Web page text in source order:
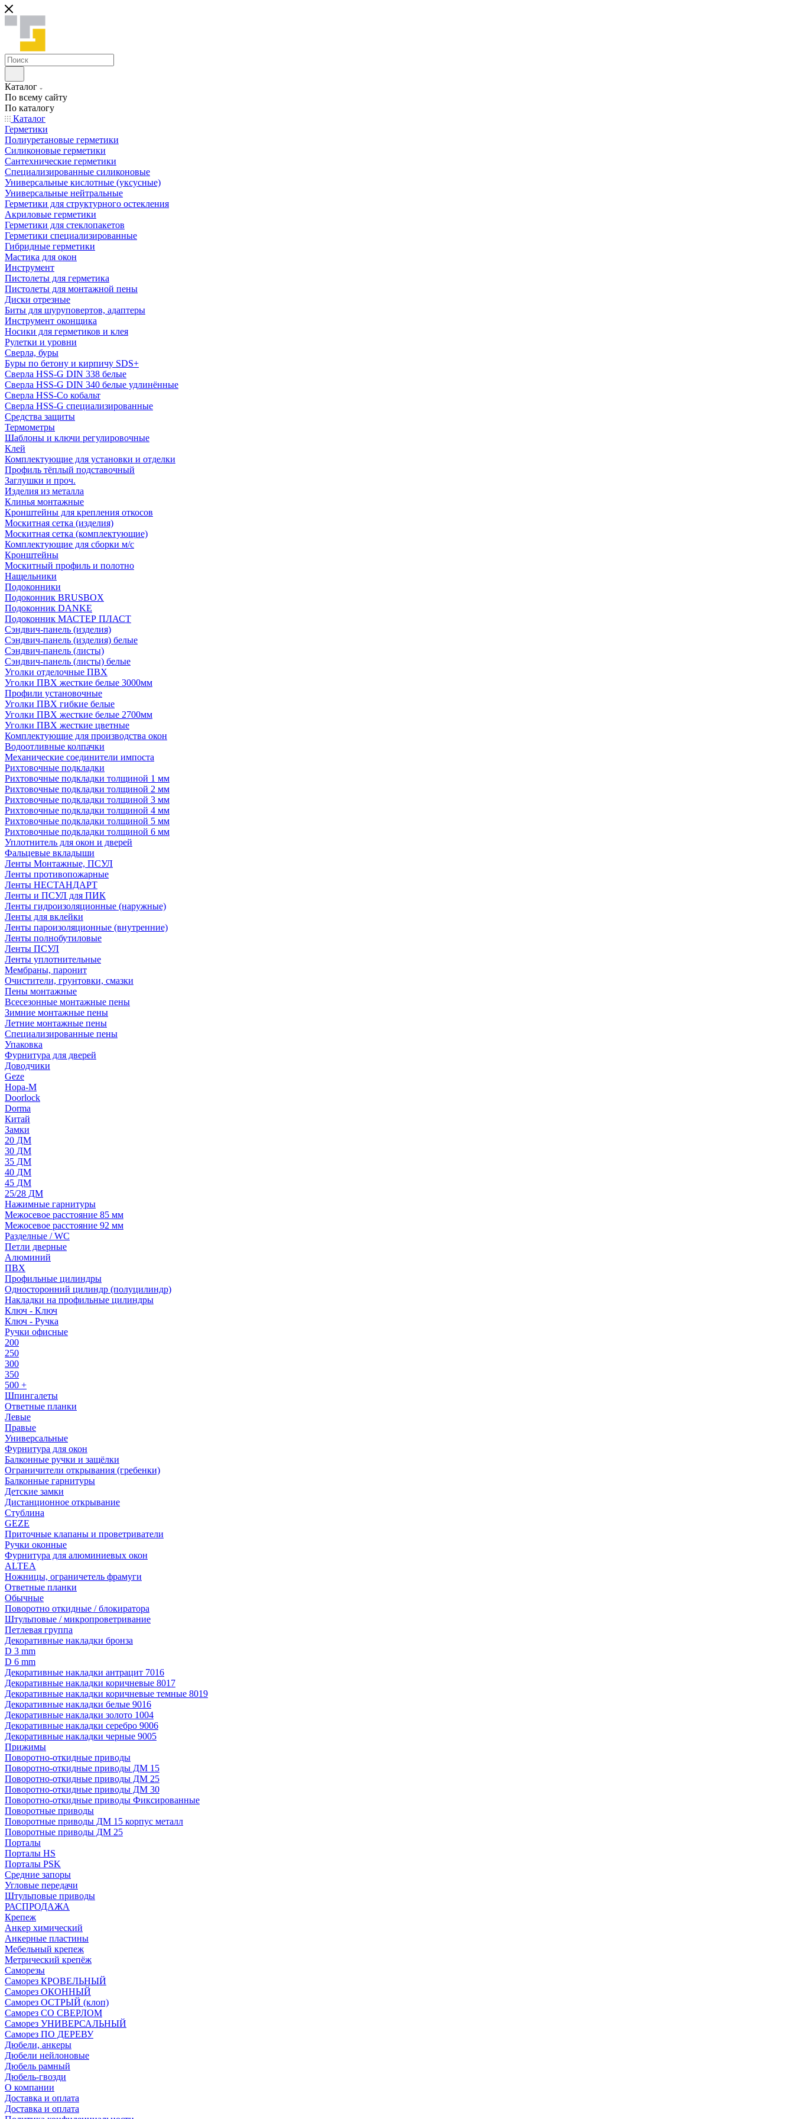
Каталог
По всему сайту
По каталогу
Каталог
Герметики
Полиуретановые герметики
Силиконовые герметики
Сантехнические герметики
Специализированные силиконовые
Универсальные кислотные (уксусные)
Универсальные нейтральные
Герметики для структурного остекления
Акриловые герметики
Герметики для стеклопакетов
Герметики специализированные
Гибридные герметики
Мастика для окон
Инструмент
Пистолеты для герметика
Пистолеты для монтажной пены
Диски отрезные
Биты для шуруповертов, адаптеры
Инструмент оконщика
Носики для герметиков и клея
Рулетки и уровни
Сверла, буры
Буры по бетону и кирпичу SDS+
Сверла HSS-G DIN 338 белые
Сверла HSS-G DIN 340 белые удлинённые
Сверла HSS-Co кобальт
Сверла HSS-G специализированные
Средства защиты
Термометры
Шаблоны и ключи регулировочные
Клей
Комплектующие для установки и отделки
Профиль тёплый подставочный
Заглушки и проч.
Изделия из металла
Клинья монтажные
Кронштейны для крепления откосов
Москитная сетка (изделия)
Москитная сетка (комплектующие)
Комплектующие для сборки м/с
Кронштейны
Москитный профиль и полотно
Нащельники
Подоконники
Подоконник BRUSBOX
Подоконник DANKE
Подоконник МАСТЕР ПЛАСТ
Сэндвич-панель (изделия)
Сэндвич-панель (изделия) белые
Сэндвич-панель (листы)
Сэндвич-панель (листы) белые
Уголки отделочные ПВХ
Уголки ПВХ жесткие белые 3000мм
Профили установочные
Уголки ПВХ гибкие белые
Уголки ПВХ жесткие белые 2700мм
Уголки ПВХ жесткие цветные
Комплектующие для производства окон
Водоотливные колпачки
Механические соединители импоста
Рихтовочные подкладки
Рихтовочные подкладки толщиной 1 мм
Рихтовочные подкладки толщиной 2 мм
Рихтовочные подкладки толщиной 3 мм
Рихтовочные подкладки толщиной 4 мм
Рихтовочные подкладки толщиной 5 мм
Рихтовочные подкладки толщиной 6 мм
Уплотнитель для окон и дверей
Фальцевые вкладыши
Ленты Монтажные, ПСУЛ
Ленты противопожарные
Ленты НЕСТАНДАРТ
Ленты и ПСУЛ для ПИК
Ленты гидроизоляционные (наружные)
Ленты для вклейки
Ленты пароизоляционные (внутренние)
Ленты полнобутиловые
Ленты ПСУЛ
Ленты уплотнительные
Мембраны, паронит
Очистители, грунтовки, смазки
Пены монтажные
Всесезонные монтажные пены
Зимние монтажные пены
Летние монтажные пены
Специализированные пены
Упаковка
Фурнитура для дверей
Доводчики
Geze
Нора-М
Doorlock
Dorma
Китай
Замки
20 ДМ
30 ДМ
35 ДМ
40 ДМ
45 ДМ
25/28 ДМ
Нажимные гарнитуры
Межосевое расстояние 85 мм
Межосевое расстояние 92 мм
Разделные / WC
Петли дверные
Алюминий
ПВХ
Профильные цилиндры
Односторонний цилиндр (полуцилиндр)
Накладки на профильные цилиндры
Ключ - Ключ
Ключ - Ручка
Ручки офисные
200
250
300
350
500 +
Шпингалеты
Ответные планки
Левые
Правые
Универсальные
Фурнитура для окон
Балконные ручки и защёлки
Ограничители открывания (гребенки)
Балконные гарнитуры
Детские замки
Дистанционное открывание
Стублина
GEZE
Приточные клапаны и проветриватели
Ручки оконные
Фурнитура для алюминиевых окон
ALTEA
Ножницы, ограничетель фрамуги
Ответные планки
Обычные
Поворотно откидные / блокиратора
Штульповые / микропроветривание
Петлевая группа
Декоративные накладки бронза
D 3 mm
D 6 mm
Декоративные накладки антрацит 7016
Декоративные накладки коричневые 8017
Декоративные накладки коричневые темные 8019
Декоративные накладки белые 9016
Декоративные накладки золото 1004
Декоративные накладки серебро 9006
Декоративные накладки черные 9005
Прижимы
Поворотно-откидные приводы
Поворотно-откидные приводы ДМ 15
Поворотно-откидные приводы ДМ 25
Поворотно-откидные приводы ДМ 30
Поворотно-откидные приводы Фиксированные
Поворотные приводы
Поворотные приводы ДМ 15 корпус металл
Поворотные приводы ДМ 25
Порталы
Порталы HS
Порталы PSK
Средние запоры
Угловые передачи
Штульповые приводы
РАСПРОДАЖА
Крепеж
Анкер химический
Анкерные пластины
Мебельный крепеж
Метрический крепёж
Саморезы
Саморез КРОВЕЛЬНЫЙ
Саморез ОКОННЫЙ
Саморез ОСТРЫЙ (клоп)
Саморез СО СВЕРЛОМ
Саморез УНИВЕРСАЛЬНЫЙ
Саморез ПО ДЕРЕВУ
Дюбели, анкеры
Дюбели нейлоновые
Дюбель рамный
Дюбель-гвозди
О компании
Доставка и оплата
Доставка и оплата